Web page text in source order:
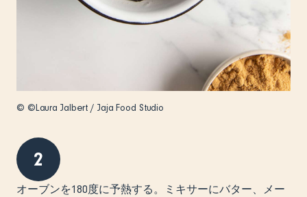
© ©Laura Jalbert / Jaja Food Studio
2
オーブンを180度に予熱する。ミキサーにバター、メー